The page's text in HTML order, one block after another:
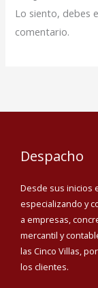
Lo siento, debes
comentario.
Despacho
Desde sus inicios
especializando y
a empresas,
mercantil y
las Cinco Villas,
los clientes.